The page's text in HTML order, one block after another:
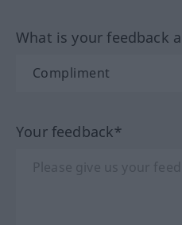
What is your feedback
Your feedback*